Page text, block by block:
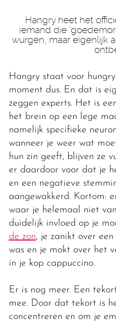
Hangry heet het
iemand die
wurgen, maar eigenlijk
Hangry staat voor
moment dus. En dat is
zeggen experts. Het is
het brein op een lege
namelijk specifieke
wanneer je weer wat
hun zin geeft, blijven ze
er daardoor voor dat je
en een negatieve
aangewakkerd. Kortom:
waar je helemaal niet
duidelijk invloed op je
de zon, je zanikt over
was en je mokt over het
in je kop cappuccino.
Er is nog meer. Een
mee. Door dat tekort is
concentreren en om je